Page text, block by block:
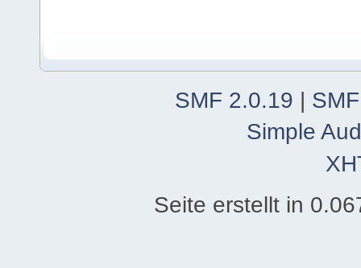
SMF 2.0.19
Simple
Seite erstellt in